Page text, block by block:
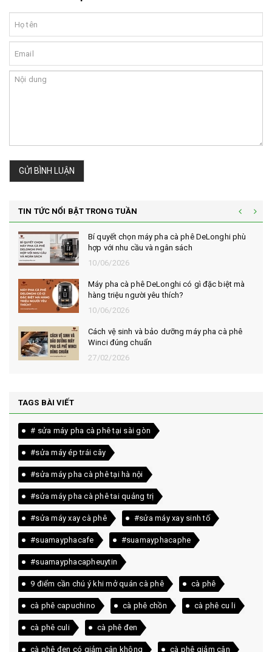
GỬI BÌNH LUẬN
TIN TỨC NỔI BẬT TRONG TUẦN
Bí quyết chọn máy pha cà phê DeLonghi phù
hợp với nhu cầu và ngân sách
10/06/2026
Máy pha cà phê DeLonghi có gì đặc biệt mà
hàng triệu người yêu thích?
10/06/2026
Cách vệ sinh và bảo dưỡng máy pha cà phê
Winci đúng chuẩn
27/02/2026
TAGS BÀI VIẾT
# sửa máy pha cà phê tại sài gòn
#sửa máy ép trái cây
#sửa máy pha cà phê tại hà nội
#sửa máy pha cà phê tai quảng trị
#sửa máy xay cà phê #sửa máy xay sinh tố
#suamayphacafe #suamayphacaphe
#suamayphacapheuytin
9 điểm cần chú ý khi mở quán cà phê cà phê
cà phê capuchino cà phê chồn cà phê cu li
cà phê culi cà phê đen
cà phê đen có giảm cân không cà phê giảm cân